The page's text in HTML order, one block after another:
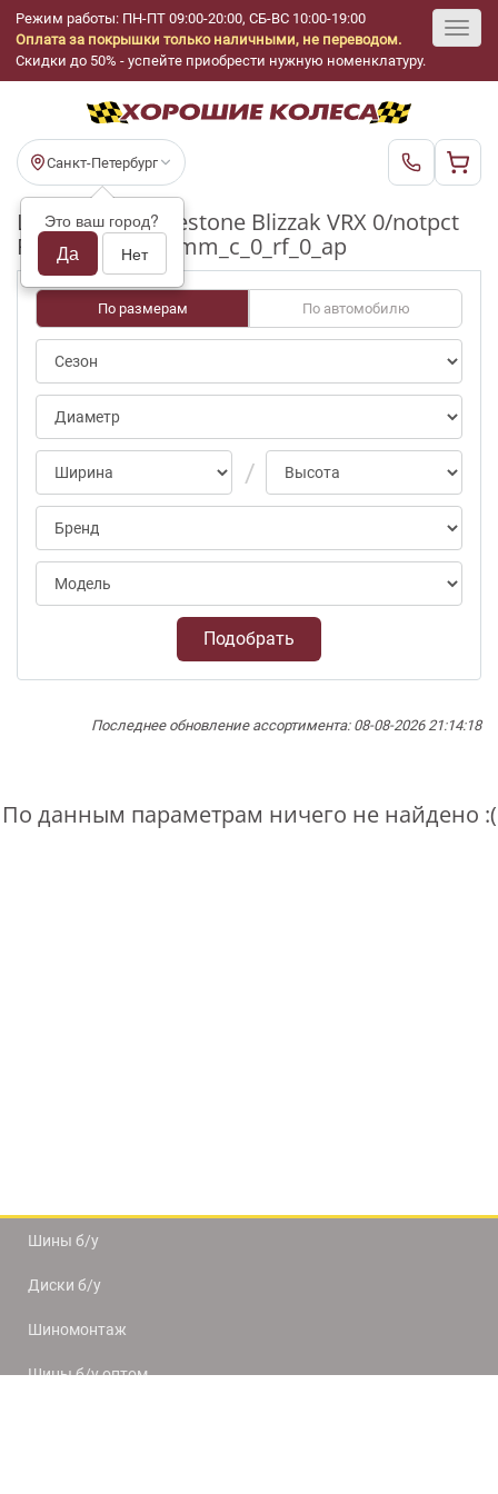
Режим работы: ПН-ПТ 09:00-20:00, СБ-ВС 10:00-19:00
Оплата за покрышки только наличными, не переводом.
Скидки до 50% - успейте приобрести нужную номенклатуру.
Санкт-Петербург
Это ваш город?
Да Нет
Шины бу Bridgestone Blizzak VRX 0/notpct
R16_215_55_6-7mm_c_0_rf_0_ap
По размерам По автомобилю
Подобрать
Последнее обновление ассортимента: 08-08-2026 21:14:18
По данным параметрам ничего не найдено :(
Шины б/у
Диски б/у
Шиномонтаж
Шины б/у оптом